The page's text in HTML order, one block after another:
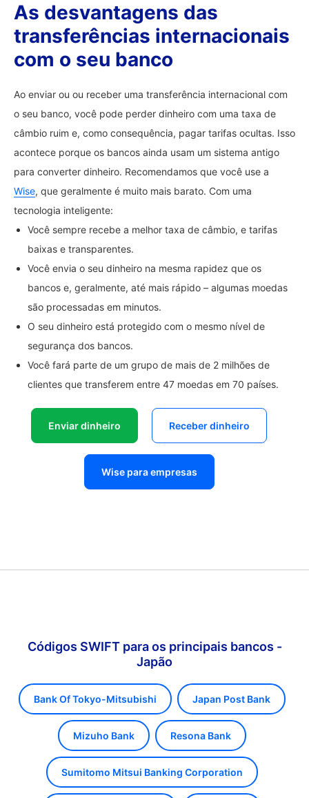
As desvantagens das
transferências internacionais
com o seu banco
Ao enviar ou ou receber uma transferência internacional com
o seu banco, você pode perder dinheiro com uma taxa de
câmbio ruim e, como consequência, pagar tarifas ocultas. Isso
acontece porque os bancos ainda usam um sistema antigo
para converter dinheiro. Recomendamos que você use a
Wise, que geralmente é muito mais barato. Com uma
tecnologia inteligente:
Você sempre recebe a melhor taxa de câmbio, e tarifas
baixas e transparentes.
Você envia o seu dinheiro na mesma rapidez que os
bancos e, geralmente, até mais rápido – algumas moedas
são processadas em minutos.
O seu dinheiro está protegido com o mesmo nível de
segurança dos bancos.
Você fará parte de um grupo de mais de 2 milhões de
clientes que transferem entre 47 moedas em 70 países.
Enviar dinheiro Receber dinheiro
Wise para empresas
Códigos SWIFT para os principais bancos -
Japão
Bank Of Tokyo-Mitsubishi Japan Post Bank
Mizuho Bank Resona Bank
Sumitomo Mitsui Banking Corporation